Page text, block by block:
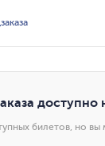
доступно
билетов, но